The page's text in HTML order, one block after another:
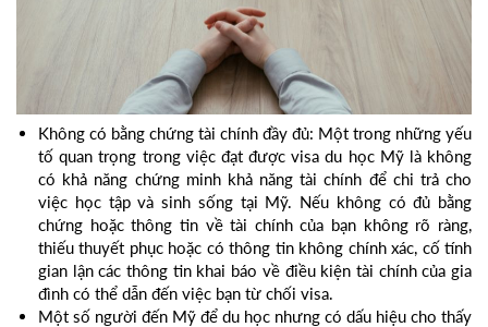
Không có bằng chứng tài chính đầy đủ: Một trong những yếu
tố quan trọng trong việc đạt được visa du học Mỹ là không
có khả năng chứng minh khả năng tài chính để chi trả cho
việc học tập và sinh sống tại Mỹ. Nếu không có đủ bằng
chứng hoặc thông tin về tài chính của bạn không rõ ràng,
thiếu thuyết phục hoặc có thông tin không chính xác, cố tính
gian lận các thông tin khai báo về điều kiện tài chính của gia
đình có thể dẫn đến việc bạn từ chối visa.
Một số người đến Mỹ để du học nhưng có dấu hiệu cho thấy